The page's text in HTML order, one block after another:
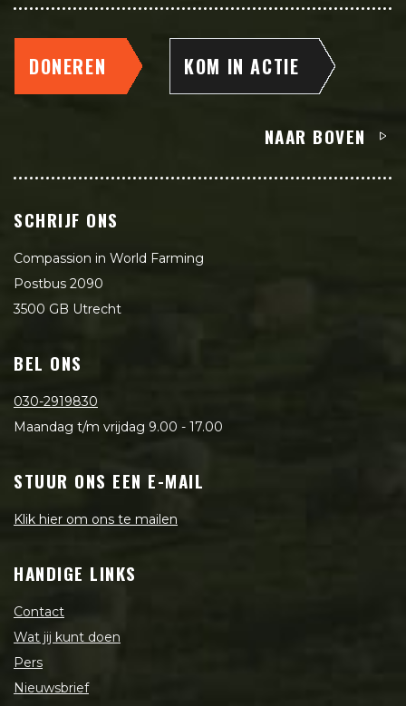
DONEREN KOM IN ACTIE
NAAR BOVEN
SCHRIJF ONS
Compassion in World Farming
Postbus 2090
3500 GB Utrecht
BEL ONS
030-2919830
Maandag t/m vrijdag 9.00 - 17.00
STUUR ONS EEN E-MAIL
Klik hier om ons te mailen
HANDIGE LINKS
Contact
Wat jij kunt doen
Pers
Nieuwsbrief